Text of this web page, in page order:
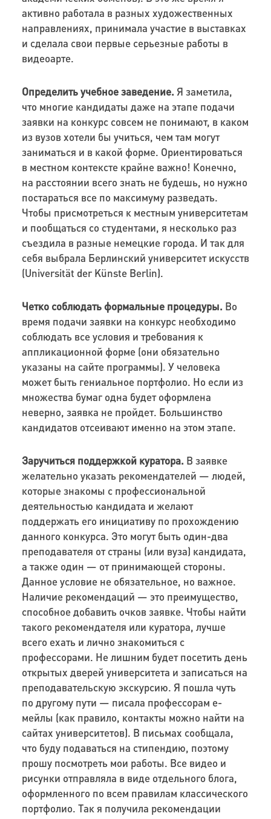
активно работала в разных художественных
направлениях, принимала участие в выставках
и сделала свои первые серьезные работы в
видеоарте.
Определить учебное заведение. Я заметила,
что многие кандидаты даже на этапе подачи
заявки на конкурс совсем не понимают, в каком
из вузов хотели бы учиться, чем там могут
заниматься и в какой форме. Ориентироваться
в местном контексте крайне важно! Конечно,
на расстоянии всего знать не будешь, но нужно
постараться все по максимуму разведать.
Чтобы присмотреться к местным университетам
и пообщаться со студентами, я несколько раз
съездила в разные немецкие города. И такдля
себя выбрала Берлинский университет искусств
(Universität der Künste Berlin).
Четко соблюдать формальные процедуры. Во
время подачи заявки на конкурс необходимо
соблюдать все условия и требования к
аппликационной форме (они обязательно
указаны на сайте программы). У человека
может быть гениальное портфолио. Но если из
множества бумаг одна будет оформлена
неверно, заявка не пройдет. Большинство
кандидатов отсеивают именно на этом этапе.
Заручиться поддержкой куратора. В заявке
желательноуказать рекомендателей — людей,
которые знакомы с профессиональной
деятельностью кандидата и желают
поддержать его инициативу по прохождению
данного конкурса. Это могут быть один-два
преподавателя от страны (или вуза) кандидата,
а такжеодин — от принимающей стороны.
Данноеусловие не обязательное, но важное.
Наличие рекомендаций — это преимущество,
способное добавить очков заявке. Чтобы найти
такого рекомендателя или куратора, лучше
всего ехать и лично знакомиться с
профессорами. Не лишним будет посетить день
открытых дверей университета и записаться на
преподавательскую экскурсию. Я пошла чуть
по другому пути — писала профессорам е-
мейлы (как правило, контакты можно найти на
сайтах университетов). В письмах сообщала,
что буду подаваться на стипендию, поэтому
прошу посмотреть мои работы. Все видео и
рисунки отправляла в виде отдельного блога,
оформленного по всем правилам классического
портфолио. Так я получила рекомендации